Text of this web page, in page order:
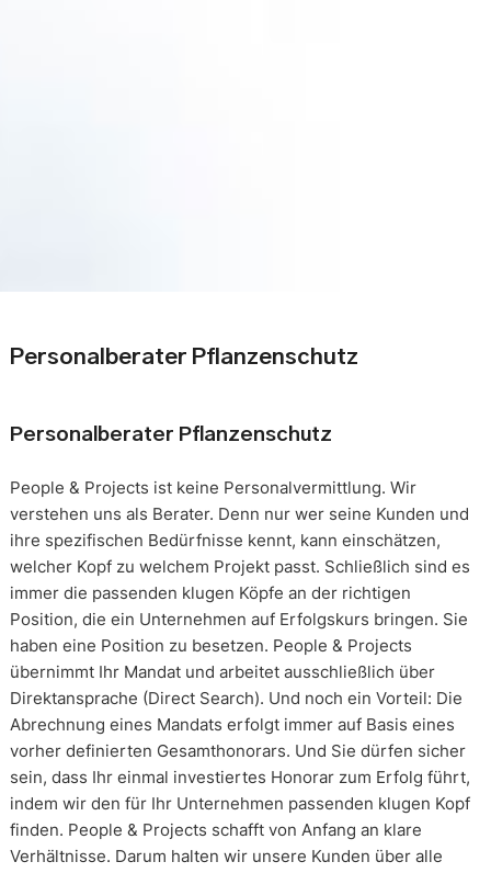
Personalberater Pflanzenschutz
Personalberater Pflanzenschutz
People & Projects ist keine Personalvermittlung. Wir
verstehen uns als Berater. Denn nur wer seine Kunden und
ihre spezifischen Bedürfnisse kennt, kann einschätzen,
welcher Kopf zu welchem Projekt passt. Schließlich sind es
immer die passenden klugen Köpfe an der richtigen
Position, die ein Unternehmen auf Erfolgskurs bringen. Sie
haben eine Position zu besetzen. People & Projects
übernimmt Ihr Mandat und arbeitet ausschließlich über
Direktansprache (Direct Search). Und noch ein Vorteil: Die
Abrechnung eines Mandats erfolgt immer auf Basis eines
vorher definierten Gesamthonorars. Und Sie dürfen sicher
sein, dass Ihr einmal investiertes Honorar zum Erfolg führt,
indem wir den für Ihr Unternehmen passenden klugen Kopf
finden. People & Projects schafft von Anfang an klare
Verhältnisse. Darum halten wir unsere Kunden über alle